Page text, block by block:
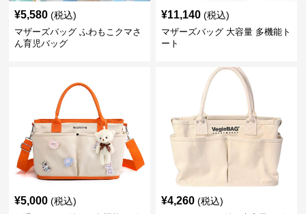
¥5,580 (税込)
マザーズバッグ ふわもこクマさ
ん育児バッグ
¥11,140 (税込)
マザーズバッグ 大容量 多機能ト
ート
¥5,000 (税込) ¥4,260 (税込)